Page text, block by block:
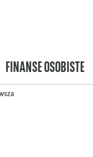
FINANSE OSOBISTE